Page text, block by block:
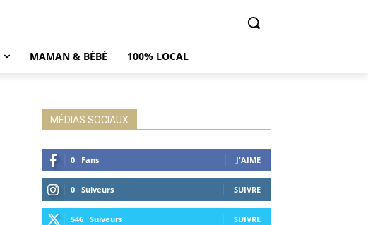
MAMAN & BÉBÉ 100% LOCAL
MÉDIAS SOCIAUX
0 Fans J'AIME
0 Suiveurs SUIVRE
546 Suiveurs SUIVRE